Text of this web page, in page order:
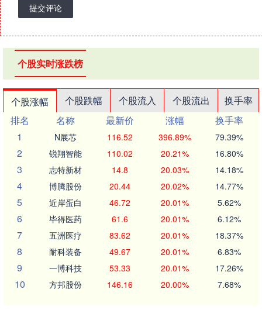
提交评论
个股实时涨跌榜
个股涨幅 个股跌幅 个股流入 个股流出
换手率
排名
名称 最新价 涨幅
换手率
1
N展芯 116.52 396.89% 79.39%
2 锐翔智能 110.02 20.21% 16.80%
3 志特新材 14.8 20.03% 14.18%
4 博腾股份 20.44 20.02% 14.77%
5 近岸蛋白 46.72 20.01% 5.62%
6 毕得医药 61.6 20.01% 6.12%
7 五洲医疗 83.62 20.01% 18.37%
8 耐科装备 49.67 20.01% 6.83%
9 一博科技 53.33 20.01% 17.26%
10 方邦股份 146.16 20.00% 7.68%